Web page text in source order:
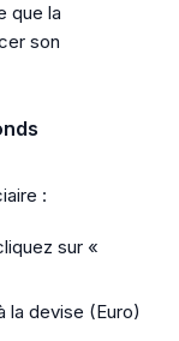
que la
son
:
sur «
la devise (Euro)